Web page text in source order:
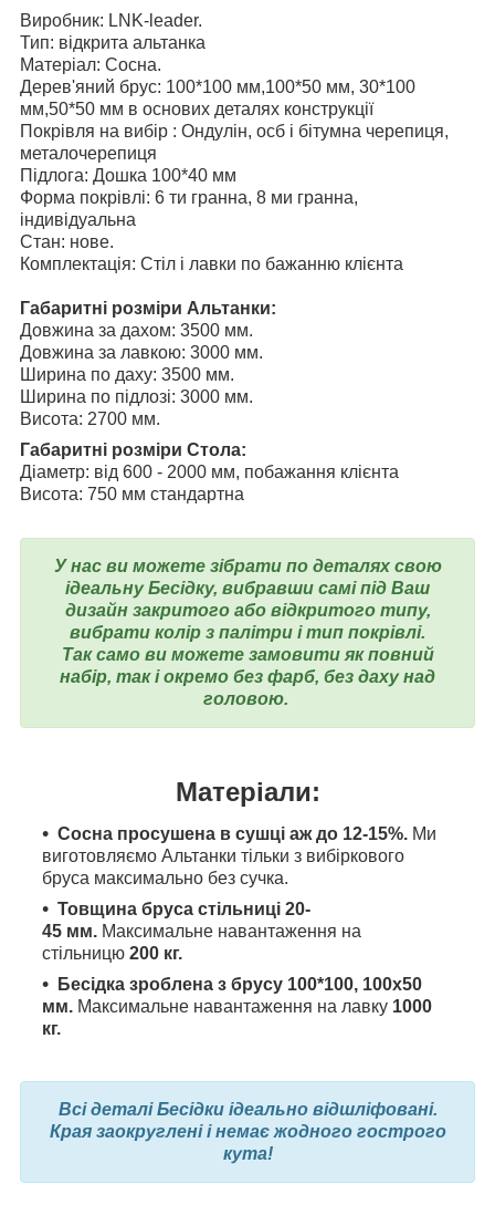
Виробник: LNK-leader.
Тип: відкрита альтанка
Матеріал: Сосна.
Дерев'яний брус: 100*100 мм,100*50 мм, 30*100
мм,50*50 мм в основих деталях конструкції
Покрівля на вибір : Ондулін, осб і бітумна черепиця,
металочерепиця
Підлога: Дошка 100*40 мм
Форма покрівлі: 6 ти гранна, 8 ми гранна,
індивідуальна
Стан: нове.
Комплектація: Стіл і лавки по бажанню клієнта
Габаритні розміри Альтанки:
Довжина за дахом: 3500 мм.
Довжина за лавкою: 3000 мм.
Ширина по даху: 3500 мм.
Ширина по підлозі: 3000 мм.
Висота: 2700 мм.
Габаритні розміри Стола:
Діаметр: від 600 - 2000 мм, побажання клієнта
Висота: 750 мм стандартна
У нас ви можете зібрати по деталях свою
ідеальну Бесідку, вибравши самі під Ваш
дизайн закритого або відкритого типу,
вибрати колір з палітри і тип покрівлі.
Так само ви можете замовити як повний
набір, так і окремо без фарб, без даху над
головою.
Матеріали:
Сосна просушена в сушці аж до 12-15%. Ми
виготовляємо Альтанки тільки з вибіркового
бруса максимально без сучка.
Товщина бруса стільниці 20-
45 мм. Максимальне навантаження на
стільницю 200 кг.
Бесідка зроблена з брусу 100*100, 100x50
мм. Максимальне навантаження на лавку 1000
кг.
Всі деталі Бесідки ідеально відшліфовані.
Края заокруглені і немає жодного гострого
кута!